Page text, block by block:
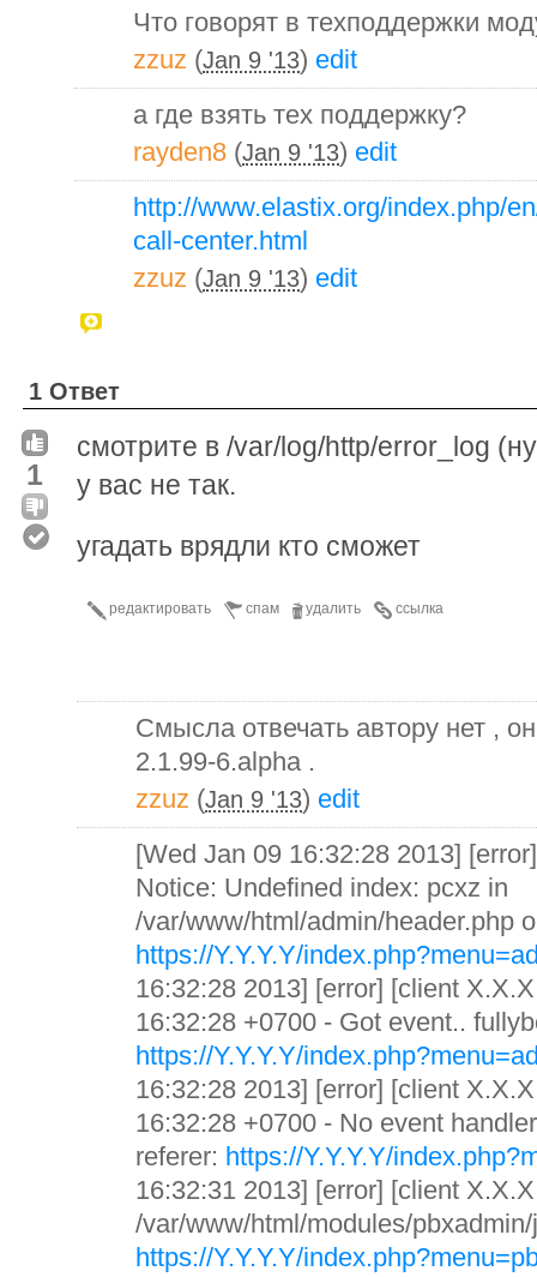
Что говорят в техподдержки
zzuz (Jan 9 '13) edit
а где взять тех поддержку?
rayden8 (Jan 9 '13) edit
http://www.elastix.org/index.php/
call-center.html
zzuz (Jan 9 '13) edit
1 Ответ
1
смотрите в /var/log/http/error_log
у вас не так.
угадать врядли кто сможет
ссылка
удалить
спам
редактировать
Смысла отвечать автору нет ,
2.1.99-6.alpha .
zzuz (Jan 9 '13) edit
[Wed Jan 09 16:32:28 2013]
Notice: Undefined index: pcxz in
/var/www/html/admin/header.php
https://Y.Y.Y.Y/
16:32:28 2013] [error] [client
16:32:28 +0700 - Got event..
https://Y.Y.Y.Y/
16:32:28 2013] [error] [client
16:32:28 +0700 - No event
referer: https://Y.Y.Y.Y/
16:32:31 2013] [error] [client
/var/www/html/modules/
https://Y.Y.Y.Y/